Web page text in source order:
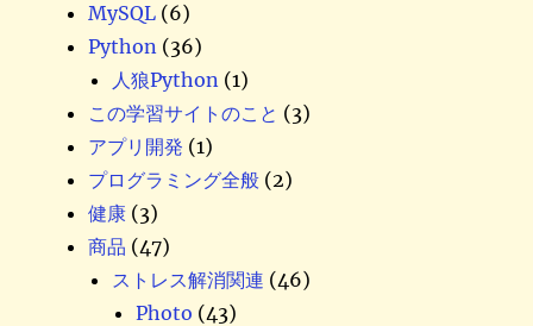
MySQL (6)
Python (36)
人狼Python (1)
この学習サイトのこと (3)
アプリ開発 (1)
プログラミング全般 (2)
健康 (3)
商品 (47)
ストレス解消関連 (46)
Photo (43)